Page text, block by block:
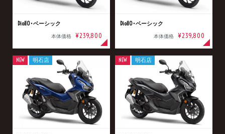
Dio110･ベーシック
本体価格 ¥239,800
Dio110･ベーシック
本体価格 ¥239,800
NEW 明石店 NEW 明石店